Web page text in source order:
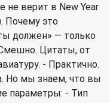
не верит в New Year
Почему это
должен» — только
Цитаты, от
- Практично.
Но мы знаем, что вы
параметры: - Тип